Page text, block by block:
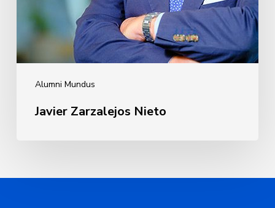
Alumni Mundus
Javier Zarzalejos Nieto